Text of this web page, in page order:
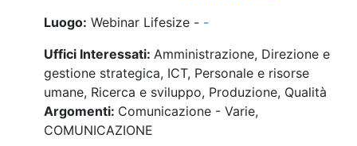
Luogo: Webinar Lifesize - -
Uffici Interessati: Amministrazione, Direzione e
gestione strategica, ICT, Personale e risorse
umane, Ricerca e sviluppo, Produzione, Qualità
Argomenti: Comunicazione - Varie,
COMUNICAZIONE